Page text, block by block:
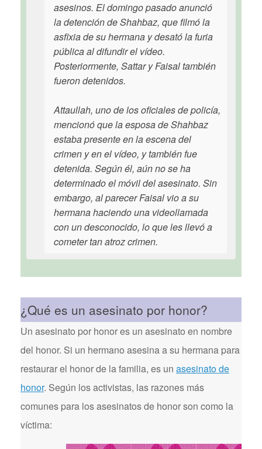
asesinos. El domingo pasado anunció
la detención de Shahbaz, que filmó la
asfixia de su hermana y desató la furia
pública al difundir el vídeo.
Posteriormente, Sattar y Faisal también
fueron detenidos.
Attaullah, uno de los oficiales de policía,
mencionó que la esposa de Shahbaz
estaba presente en la escena del
crimen y en el vídeo, y también fue
detenida. Según él, aún no se ha
determinado el móvil del asesinato. Sin
embargo, al parecer Faisal vio a su
hermana haciendo una videollamada
con un desconocido, lo que les llevó a
cometer tan atroz crimen.
¿Qué es un asesinato por honor?
Un asesinato por honor es un asesinato en nombre
del honor. Si un hermano asesina a su hermana para
restaurar el honor de la familia, es un asesinato de
honor. Según los activistas, las razones más
comunes para los asesinatos de honor son como la
víctima: